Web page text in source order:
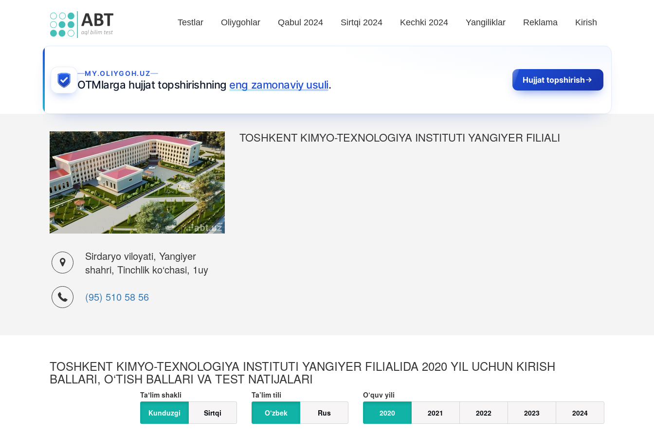
Testlar Oliygohlar Qabul 2024 Sirtqi 2024 Kechki 2024 Yangiliklar Reklama Kirish
MY.OLIYGOH.UZ
OTMlarga hujjat topshirishning eng zamonaviy usuli. Hujjat topshirish
Sirdaryo viloyati, Yangiyer
shahri, Tinchlik ko‘chasi, 1uy
(95) 510 58 56
TOSHKENT KIMYO-TEXNOLOGIYA INSTITUTI YANGIYER FILIALI
TOSHKENT KIMYO-TEXNOLOGIYA INSTITUTI YANGIYER FILIALIDA 2020 YIL UCHUN KIRISH
BALLARI, O‘TISH BALLARI VA TEST NATIJALARI
O‘quv yili
2020
2021 2022 2023 2024
Ta’lim tili
O‘zbek
Rus
Taʼlim shakli
Kunduzgi
Sirtqi